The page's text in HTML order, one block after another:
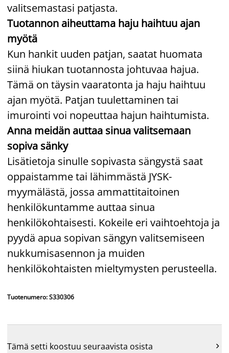
valitsemastasi patjasta.
Tuotannon aiheuttama haju haihtuu ajan
myötä
Kun hankit uuden patjan, saatat huomata
siinä hiukan tuotannosta johtuvaa hajua.
Tämä on täysin vaaratonta ja haju haihtuu
ajan myötä. Patjan tuulettaminen tai
imurointi voi nopeuttaa hajun haihtumista.
Anna meidän auttaa sinua valitsemaan
sopiva sänky
Lisätietoja sinulle sopivasta sängystä saat
oppaistamme tai lähimmästä JYSK-
myymälästä, jossa ammattitaitoinen
henkilökuntamme auttaa sinua
henkilökohtaisesti. Kokeile eri vaihtoehtoja ja
pyydä apua sopivan sängyn valitsemiseen
nukkumisasennon ja muiden
henkilökohtaisten mieltymysten perusteella.
Tuotenumero: S330306
Tämä setti koostuu seuraavista osista 